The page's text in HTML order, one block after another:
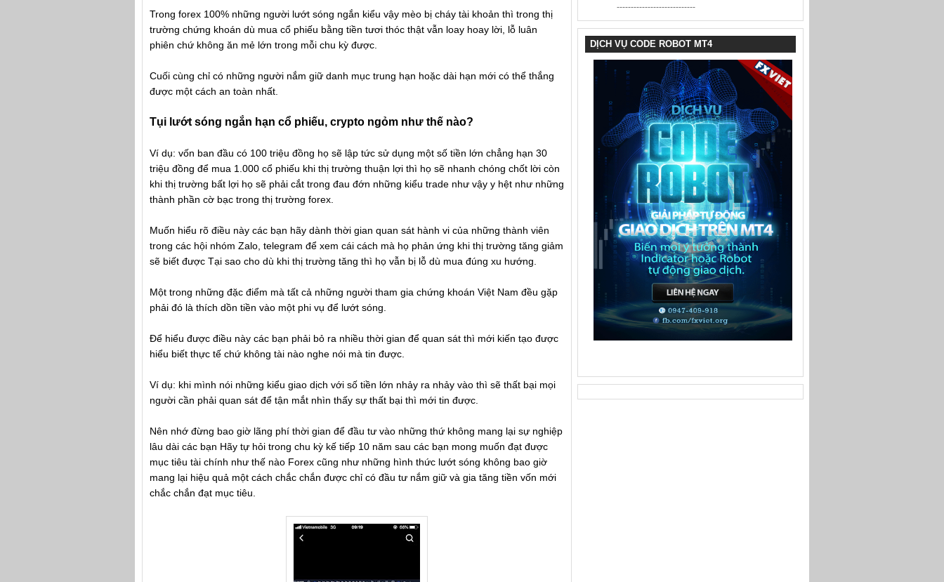
Trong forex 100% những người lướt sóng ngắn kiểu vậy mèo bị cháy tài khoản thì trong thị
trường chứng khoán dù mua cổ phiếu bằng tiền tươi thóc thật vẫn loay hoay lời, lỗ luân
phiên chứ không ăn mẻ lớn trong mỗi chu kỳ được.
Cuối cùng chỉ có những người nắm giữ danh mục trung hạn hoặc dài hạn mới có thể thắng
được một cách an toàn nhất.
Tụi lướt sóng ngắn hạn cổ phiếu, crypto ngỏm như thế nào?
Ví dụ: vốn ban đầu có 100 triệu đồng họ sẽ lập tức sử dụng một số tiền lớn chẳng hạn 30
triệu đồng để mua 1.000 cổ phiếu khi thị trường thuận lợi thì họ sẽ nhanh chóng chốt lời còn
khi thị trường bất lợi họ sẽ phải cắt trong đau đớn những kiểu trade như vậy y hệt như những
thành phần cờ bạc trong thị trường forex.
Muốn hiểu rõ điều này các bạn hãy dành thời gian quan sát hành vi của những thành viên
trong các hội nhóm Zalo, telegram để xem cái cách mà họ phản ứng khi thị trường tăng giảm
sẽ biết được Tại sao cho dù khi thị trường tăng thì họ vẫn bị lỗ dù mua đúng xu hướng.
Một trong những đặc điểm mà tất cả những người tham gia chứng khoán Việt Nam đều gặp
phải đó là thích dồn tiền vào một phi vụ để lướt sóng.
Để hiểu được điều này các bạn phải bỏ ra nhiều thời gian để quan sát thì mới kiến tạo được
hiểu biết thực tế chứ không tài nào nghe nói mà tin được.
Ví dụ: khi mình nói những kiểu giao dịch với số tiền lớn nhảy ra nhảy vào thì sẽ thất bại mọi
người cần phải quan sát để tận mắt nhìn thấy sự thất bại thì mới tin được.
Nên nhớ đừng bao giờ lãng phí thời gian để đầu tư vào những thứ không mang lại sự nghiệp
lâu dài các bạn Hãy tự hỏi trong chu kỳ kế tiếp 10 năm sau các bạn mong muốn đạt được
mục tiêu tài chính như thế nào Forex cũng như những hình thức lướt sóng không bao giờ
mang lại hiệu quả một cách chắc chắn được chỉ có đầu tư nắm giữ và gia tăng tiền vốn mới
chắc chắn đạt mục tiêu.
----------------------------
DỊCH VỤ CODE ROBOT MT4